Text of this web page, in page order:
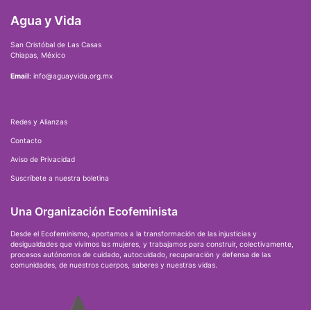
Agua y Vida
San Cristóbal de Las Casas
Chiapas, México
Email: info@aguayvida.org.mx
Redes y Alianzas
Contacto
Aviso de Privacidad
Suscríbete a nuestra boletina
Una Organización Ecofeminista
Desde el Ecofeminismo, aportamos a la transformación de las injusticias y
desigualdades que vivimos las mujeres, y trabajamos para construir, colectivamente,
procesos autónomos de cuidado, autocuidado, recuperación y defensa de las
comunidades, de nuestros cuerpos, saberes y nuestras vidas.